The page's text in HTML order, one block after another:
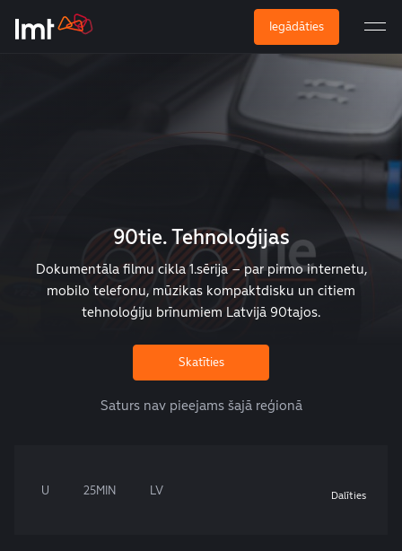
Iegādāties
90tie. Tehnoloģijas
Dokumentāla filmu cikla 1.sērija – par pirmo internetu,
mobilo telefonu, mūzikas kompaktdisku un citiem
tehnoloģiju brīnumiem Latvijā 90tajos.
Skatīties
Saturs nav pieejams šajā reģionā
U 25MIN LV Dalīties